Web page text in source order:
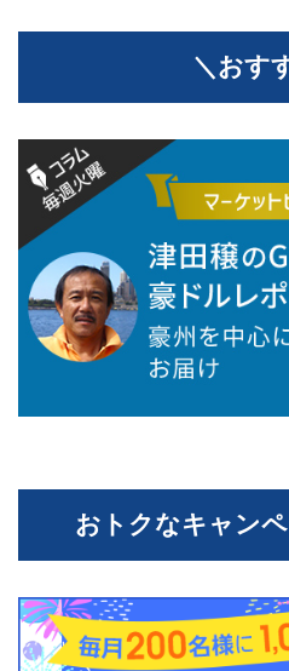
＼おす
おトクなキャン